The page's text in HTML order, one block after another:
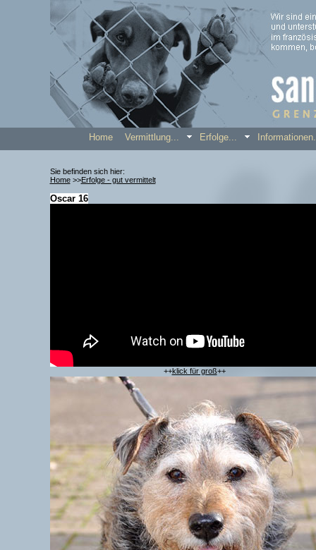
Home Vermittlung... Erfolge...
Sie befinden sich hier:
Home>>Erfolge - gut vermittelt
Oscar 16
++klick für groß++